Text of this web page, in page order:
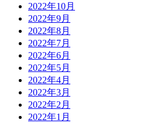
2022年10月
2022年9月
2022年8月
2022年7月
2022年6月
2022年5月
2022年4月
2022年3月
2022年2月
2022年1月